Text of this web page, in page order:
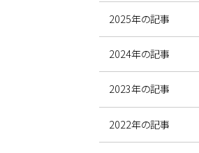
2025年の記事
2024年の記事
2023年の記事
2022年の記事